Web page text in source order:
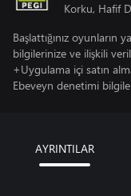
Korku, Hafif
Başlattığınız oyunların
bilgilerinize ve ilişkili
+Uygulama içi satın
Ebeveyn denetimi
AYRINTILAR